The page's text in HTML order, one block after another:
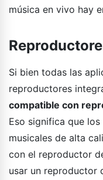
música en vivo hay
Si bien todas las
reproductores
compatible con
Eso significa que
musicales de alta
con el reproductor
usar un reproductor